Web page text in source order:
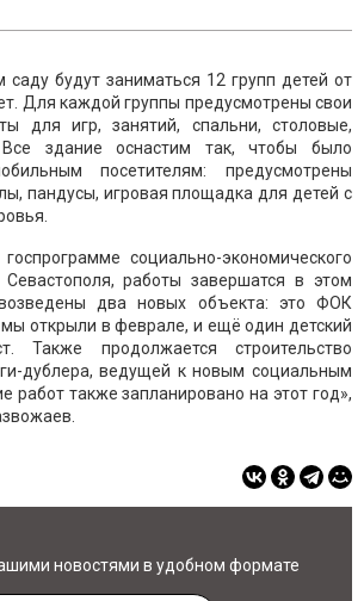
саду будут заниматься 12 групп детей от
Для каждой группы предусмотрены свои
для игр, занятий, спальни, столовые,
здание оснастим так, чтобы было
посетителям: предусмотрены
пандусы, игровая площадка для детей с
социально-экономического
работы завершатся в этом
два новых объекта: это ФОК
мы открыли в феврале, и ещё один детский
продолжается строительство
дублера, ведущей к новым социальным
работ также запланировано на этот год»,
новостями в удобном формате